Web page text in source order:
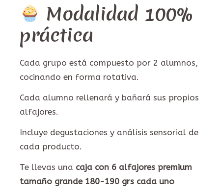
Modalidad 100%
práctica
Cada grupo está compuesto por 2 alumnos,
cocinando en forma rotativa.
Cada alumno rellenará y bañará sus propios
alfajores.
Incluye degustaciones y análisis sensorial de
cada producto.
Te llevas una caja con 6 alfajores premium
tamaño grande 180-190 grs cada uno